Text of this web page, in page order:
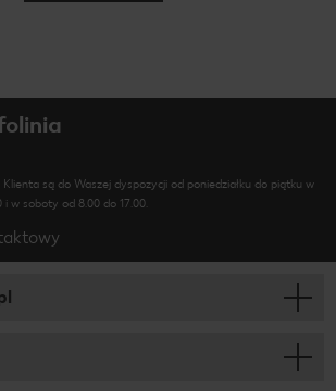
Klienta są do Waszej dyspozycji od poniedziałku do piątku w
w soboty od 8.00 do 17.00.